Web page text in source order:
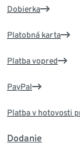
Dobierka
Platobná karta
Platba vopred
PayPal
Platba v hotovosti
Dodanie